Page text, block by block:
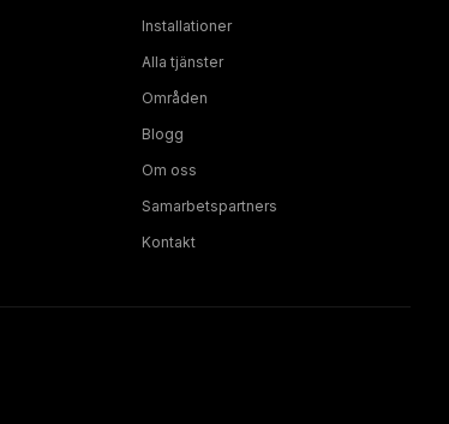
Installationer
Alla tjänster
Områden
Blogg
Om oss
Samarbetspartners
Kontakt